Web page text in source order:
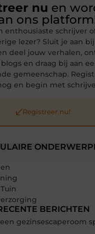
BERICHTEN
gezinsescaperoom
nu en
ons
enthousiaste schrijver
lezer? Sluit je aan
deel jouw verhalen,
en draag bij aan
gemeenschap.
en begin met
Registreer nu!